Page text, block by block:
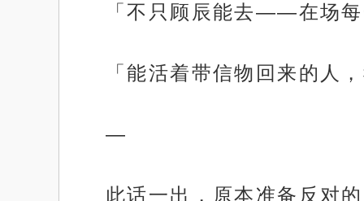
「不只顾辰能去——在场每
「能活着带信物回来的人
—
此话一出，原本准备反对的